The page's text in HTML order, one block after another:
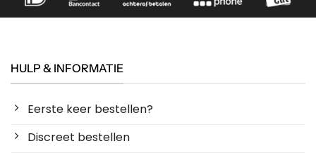
HULP & INFORMATIE
Eerste keer bestellen?
Discreet bestellen